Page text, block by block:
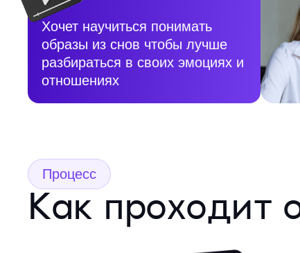
Хочет научиться понимать
образы из снов чтобы лучше
разбираться в своих эмоциях и
отношениях
Процесс
Как проходит